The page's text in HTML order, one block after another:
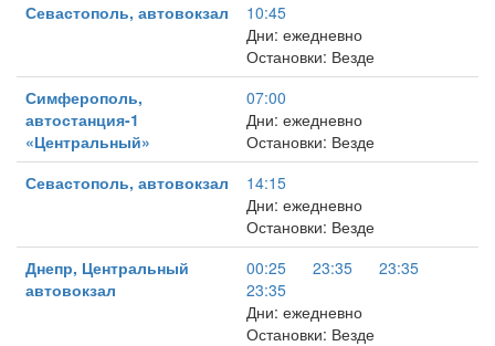
Севастополь, автовокзал
10:45
Дни: ежедневно
Остановки: Везде
Симферополь,
автостанция-1
«Центральный»
07:00
Дни: ежедневно
Остановки: Везде
Севастополь, автовокзал
14:15
Дни: ежедневно
Остановки: Везде
Днепр, Центральный
автовокзал
00:25 23:35
23:35
23:35
Дни: ежедневно
Остановки: Везде